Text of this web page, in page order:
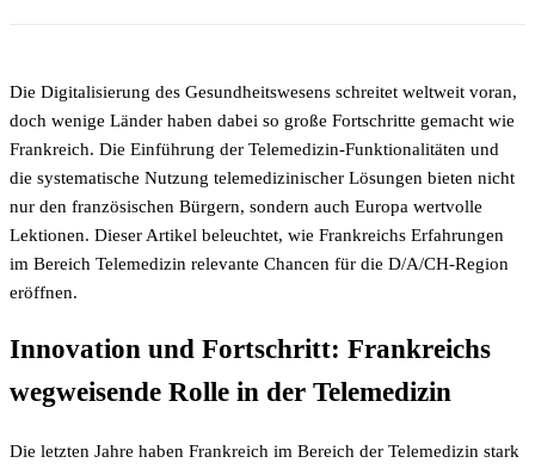
Die Digitalisierung des Gesundheitswesens schreitet weltweit voran,
doch wenige Länder haben dabei so große Fortschritte gemacht wie
Frankreich. Die Einführung der Telemedizin-Funktionalitäten und
die systematische Nutzung telemedizinischer Lösungen bieten nicht
nur den französischen Bürgern, sondern auch Europa wertvolle
Lektionen. Dieser Artikel beleuchtet, wie Frankreichs Erfahrungen
im Bereich Telemedizin relevante Chancen für die D/A/CH-Region
eröffnen.
Innovation und Fortschritt: Frankreichs
wegweisende Rolle in der Telemedizin
Die letzten Jahre haben Frankreich im Bereich der Telemedizin stark